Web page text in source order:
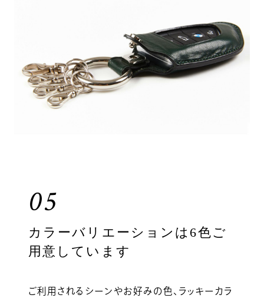
05
カラーバリエーションは6色ご
用意しています
ご利用されるシーンやお好みの色、ラッキーカラ